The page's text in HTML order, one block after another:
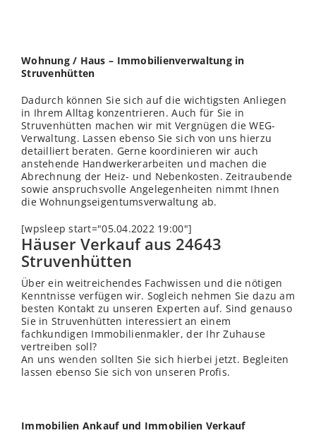
Wohnung / Haus – Immobilienverwaltung in
Struvenhütten
Dadurch können Sie sich auf die wichtigsten Anliegen
in Ihrem Alltag konzentrieren. Auch für Sie in
Struvenhütten machen wir mit Vergnügen die WEG-
Verwaltung. Lassen ebenso Sie sich von uns hierzu
detailliert beraten. Gerne koordinieren wir auch
anstehende Handwerkerarbeiten und machen die
Abrechnung der Heiz- und Nebenkosten. Zeitraubende
sowie anspruchsvolle Angelegenheiten nimmt Ihnen
die Wohnungseigentumsverwaltung ab.
[wpsleep start="05.04.2022 19:00"]
Häuser Verkauf aus 24643
Struvenhütten
Über ein weitreichendes Fachwissen und die nötigen
Kenntnisse verfügen wir. Sogleich nehmen Sie dazu am
besten Kontakt zu unseren Experten auf. Sind genauso
Sie in Struvenhütten interessiert an einem
fachkundigen Immobilienmakler, der Ihr Zuhause
vertreiben soll?
An uns wenden sollten Sie sich hierbei jetzt. Begleiten
lassen ebenso Sie sich von unseren Profis.
Immobilien Ankauf und Immobilien Verkauf